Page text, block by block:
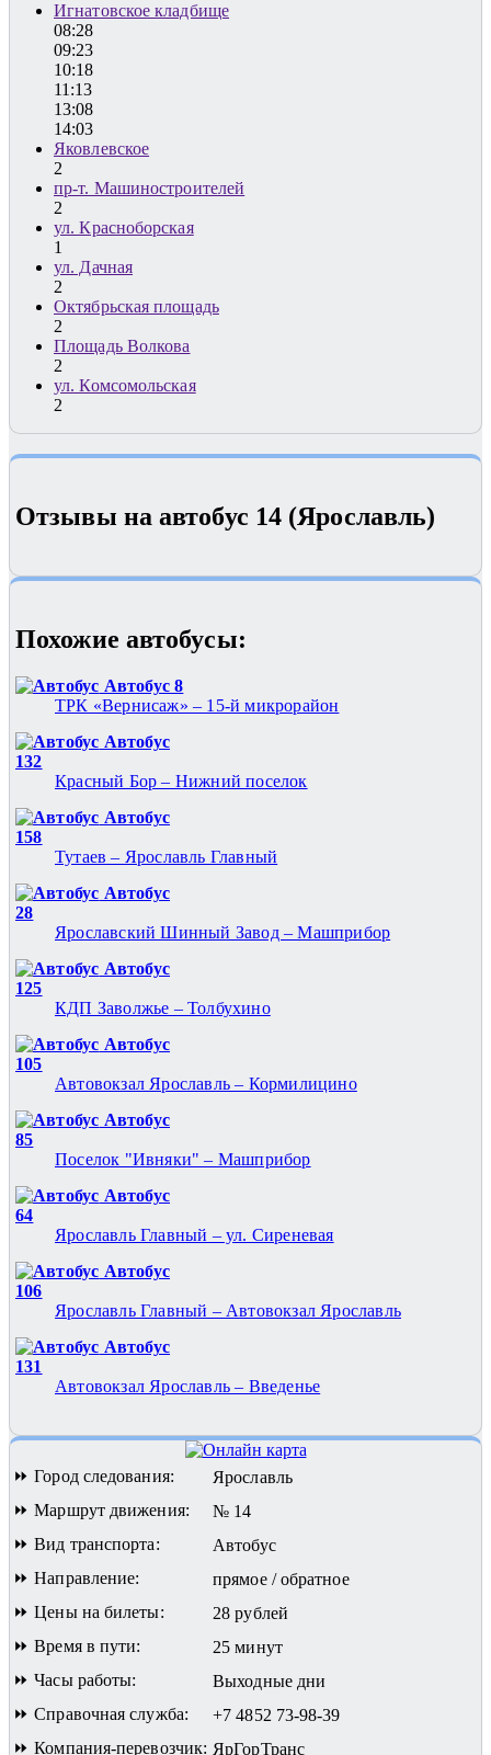
Игнатовское кладбище
08:28
09:23
10:18
11:13
13:08
14:03
Яковлевское
2
пр-т. Машиностроителей
2
ул. Красноборская
1
ул. Дачная
2
Октябрьская площадь
2
Площадь Волкова
2
ул. Комсомольская
2
Отзывы на автобус 14 (Ярославль)
Похожие автобуcы:
Автобус 8
ТРК «Вернисаж» – 15-й микрорайон
Автобус
132
Красный Бор – Нижний поселок
Автобус
158
Тутаев – Ярославль Главный
Автобус
28
Ярославский Шинный Завод – Машприбор
Автобус
125
КДП Заволжье – Толбухино
Автобус
105
Автовокзал Ярославль – Кормилицино
Автобус
85
Поселок "Ивняки" – Машприбор
Автобус
64
Ярославль Главный – ул. Сиреневая
Автобус
106
Ярославль Главный – Автовокзал Ярославль
Автобус
131
Автовокзал Ярославль – Введенье
⏩ Город следования:
Ярославль
⏩ Маршрут движения:
№ 14
⏩ Вид транспорта:
Автобус
⏩ Направление:
прямое / обратное
⏩ Цены на билеты:
28 рублей
⏩ Время в пути:
25 минут
⏩ Часы работы:
Выходные дни
⏩ Справочная служба:
+7 4852 73-98-39
⏩ Компания-перевозчик: ЯрГорТранс